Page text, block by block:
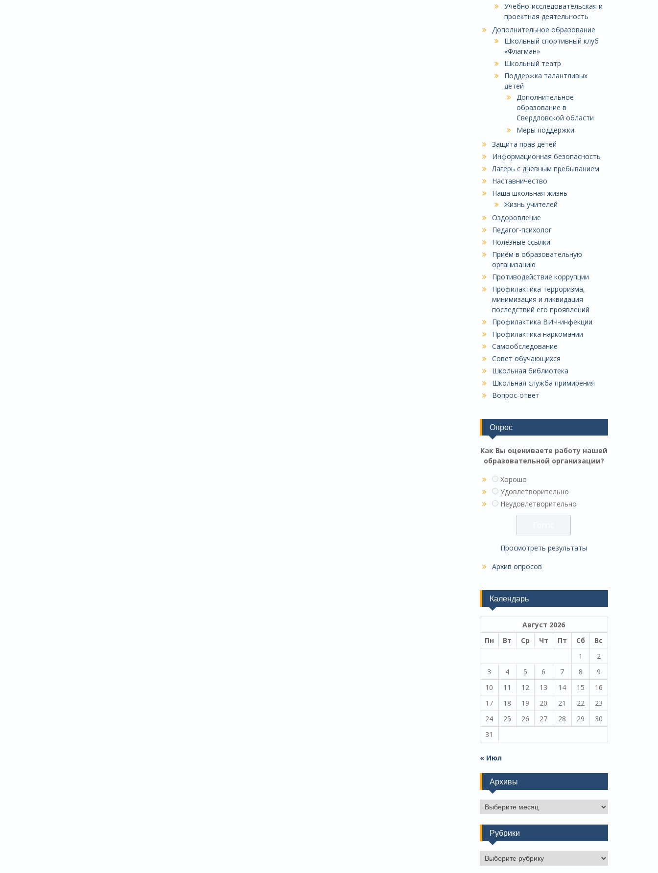
Учебно-исследовательская и
проектная деятельность
Дополнительное образование
Школьный спортивный клуб
«Флагман»
Школьный театр
Поддержка талантливых
детей
Дополнительное
образование в
Свердловской области
Меры поддержки
Защита прав детей
Информационная безопасность
Лагерь с дневным пребыванием
Наставничество
Наша школьная жизнь
Жизнь учителей
Оздоровление
Педагог-психолог
Полезные ссылки
Приём в образовательную
организацию
Противодействие коррупции
Профилактика терроризма,
минимизация и ликвидация
последствий его проявлений
Профилактика ВИЧ-инфекции
Профилактика наркомании
Самообследование
Совет обучающихся
Школьная библиотека
Школьная служба примирения
Вопрос-ответ
Опрос
Как Вы оцениваете работу нашей
образовательной организации?
Хорошо
Удовлетворительно
Неудовлетворительно
Просмотреть результаты
Архив опросов
Календарь
Август 2026
Пн
Вт Ср Чт Пт Сб
Вс
1
2
3
4 5 6 7 8
9
10
11 12 13 14 15
16
17
18 19 20 21 22
23
24
25 26 27 28 29
30
31
« Июл
Архивы
Архивы
Рубрики
Рубрики